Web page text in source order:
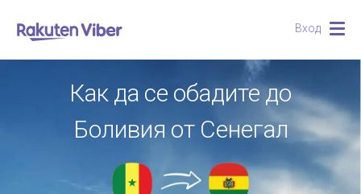
Вход
Как да се обадите до
Боливия от Сенегал